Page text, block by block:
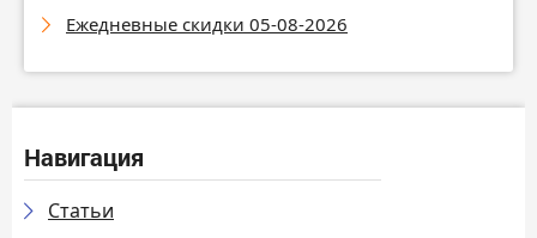
Ежедневные скидки 05-08-2026
Навигация
Статьи